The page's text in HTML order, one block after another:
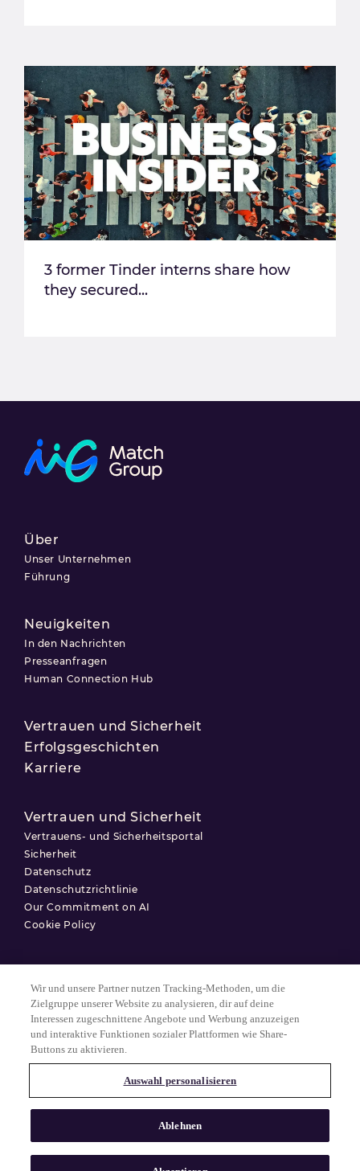
3 former Tinder interns share how
they secured...
Über
Unser Unternehmen
Führung
Neuigkeiten
In den Nachrichten
Presseanfragen
Human Connection Hub
Vertrauen und Sicherheit
Erfolgsgeschichten
Karriere
Vertrauen und Sicherheit
Vertrauens- und Sicherheitsportal
Sicherheit
Datenschutz
Datenschutzrichtlinie
Our Commitment on AI
Cookie Policy
© 2025 Match Group.
Nutzungsbedingungen
Datenschutzerklärung
Alle Rechte vorbehalten. MATCH GROUP, das MG-Logo und der MG-
Faden mit blauem Farbverlauf sind Marken der Match Group
Americas, LLC. Alle anderen Marken sind Eigentum ihrer jeweiligen
Wir und unsere Partner nutzen Tracking-Methoden, um die
Zielgruppe unserer Website zu analysieren, dir auf deine
Interessen zugeschnittene Angebote und Werbung anzuzeigen
und interaktive Funktionen sozialer Plattformen wie Share-
Buttons zu aktivieren.
Auswahl personalisieren
Ablehnen